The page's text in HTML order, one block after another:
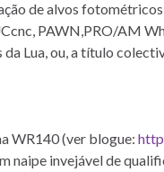
de alvos
PAWN,PRO/AM
Lua, ou, a título
WR140 (ver blogue:
naipe invejável de